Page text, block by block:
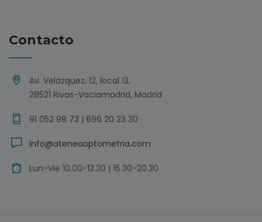
Contacto
Av. Velázquez, 12, local 13,
28521 Rivas-Vaciamadrid, Madrid
91 052 98 73 | 696 20 23 30
info@ateneaoptometria.com
Lun-Vie 10.00-13.30 | 16.30-20.30